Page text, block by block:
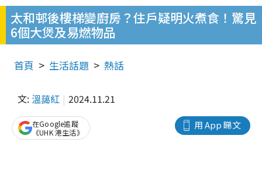
太和邨後樓梯變廚房？住戶疑明火煮食！驚見
6個大煲及易燃物品
首頁 生活話題 熱話
文: 溫藹紅 2024.11.21
用 App 睇文
在Google追蹤
《UHK 港生活》